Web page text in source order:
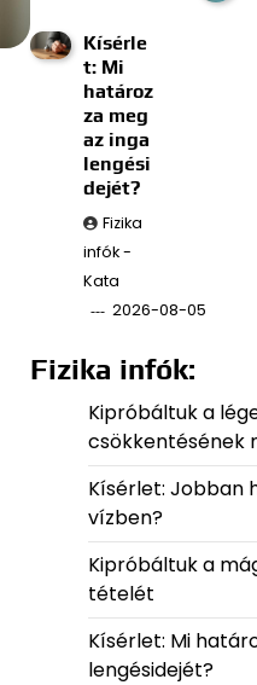
Kísérle
t: Mi
határoz
za meg
az inga
lengési
dejét?
Fizika
infók -
Kata
2026-08-05
Fizika infók:
Kipróbáltuk a
csökkentésének
Kísérlet: Jobban
vízben?
Kipróbáltuk a
tételét
Kísérlet: Mi
lengésidejét?